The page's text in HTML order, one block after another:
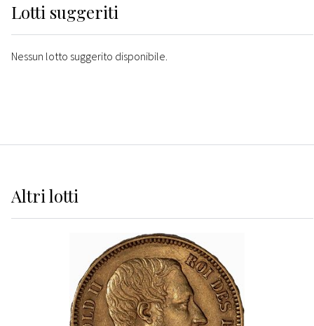
Lotti suggeriti
Nessun lotto suggerito disponibile.
Altrilotti